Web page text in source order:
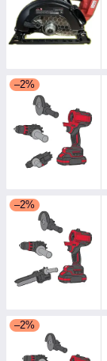
–2%
–2%
–2%